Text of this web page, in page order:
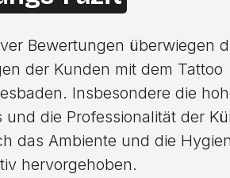
Bewertungen überwiegen
der Kunden mit dem Tattoo
Insbesondere die
und die Professionalität der
das Ambiente und die
hervorgehoben.